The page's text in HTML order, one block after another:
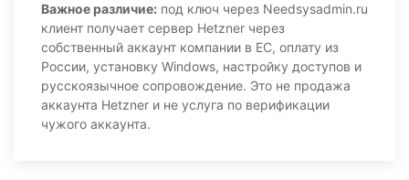
Важное различие: под ключ через Needsysadmin.ru
клиент получает сервер Hetzner через
собственный аккаунт компании в ЕС, оплату из
России, установку Windows, настройку доступов и
русскоязычное сопровождение. Это не продажа
аккаунта Hetzner и не услуга по верификации
чужого аккаунта.